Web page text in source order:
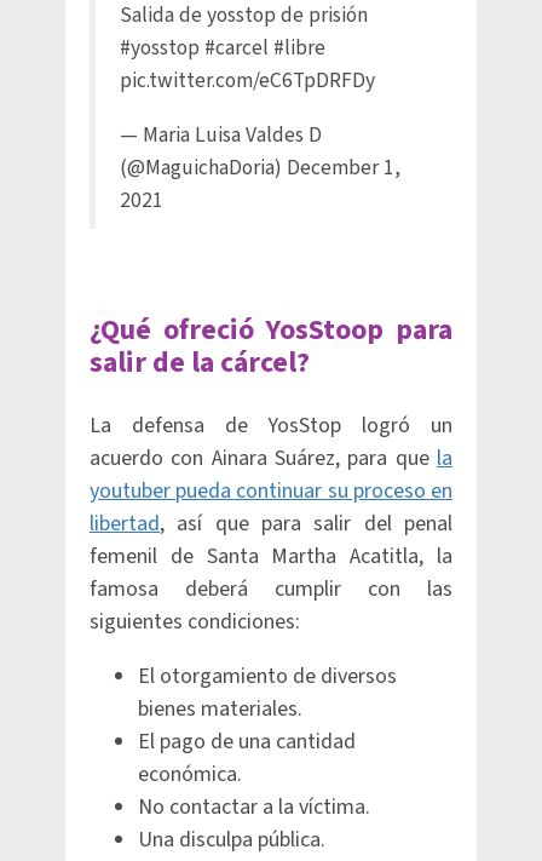
Salida de yosstop de prisión
#yosstop #carcel #libre
pic.twitter.com/eC6TpDRFDy
— Maria Luisa Valdes D
(@MaguichaDoria) December 1,
2021
¿Qué ofreció YosStoop para
salir de la cárcel?
La defensa de YosStop logró un
acuerdo con Ainara Suárez, para que la
youtuber pueda continuar su proceso en
libertad, así que para salir del penal
femenil de Santa Martha Acatitla, la
famosa deberá cumplir con las
siguientes condiciones:
El otorgamiento de diversos
bienes materiales.
El pago de una cantidad
económica.
No contactar a la víctima.
Una disculpa pública.